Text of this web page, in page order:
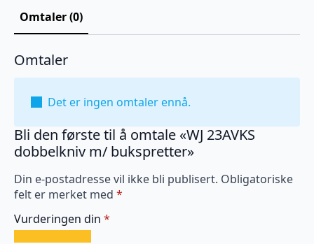
Omtaler (0)
Omtaler
Det er ingen omtaler ennå.
Bli den første til å omtale «WJ 23AVKS
dobbelkniv m/ bukspretter»
Din e-postadresse vil ikke bli publisert. Obligatoriske
felt er merket med *
Vurderingen din *